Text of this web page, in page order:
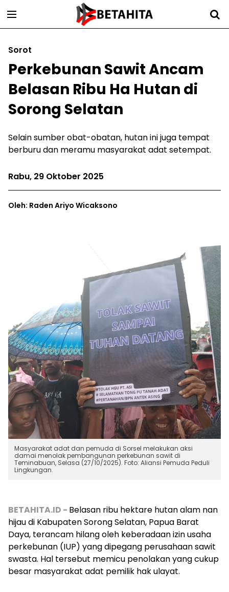
Sorot
Perkebunan Sawit Ancam
Belasan Ribu Ha Hutan di
Sorong Selatan
Selain sumber obat-obatan, hutan ini juga tempat
berburu dan meramu masyarakat adat setempat.
Rabu, 29 Oktober 2025
Oleh: Raden Ariyo Wicaksono
Masyarakat adat dan pemuda di Sorsel melakukan aksi
damai menolak pembangunan perkebunan sawit di
Teminabuan, Selasa (27/10/2025). Foto: Aliansi Pemuda Peduli
Lingkungan.
BETAHITA.ID - Belasan ribu hektare hutan alam nan
hijau di Kabupaten Sorong Selatan, Papua Barat
Daya, terancam hilang oleh keberadaan izin usaha
perkebunan (IUP) yang dipegang perusahaan sawit
swasta. Hal tersebut memicu penolakan yang cukup
besar masyarakat adat pemilik hak ulayat.